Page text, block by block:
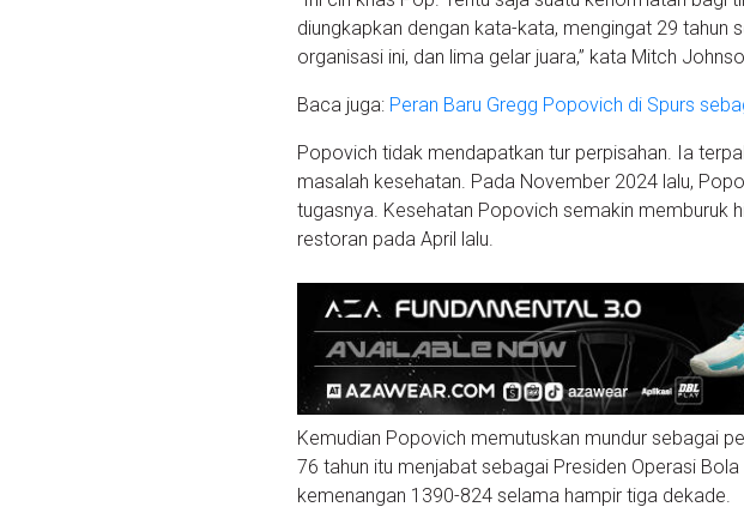
diungkapkan dengan kata-kata, mengingat 29 tahun
organisasi ini, dan lima gelar juara,” kata Mitch
Baca juga: Peran Baru Gregg Popovich di Spurs
Popovich tidak mendapatkan tur perpisahan. Ia
masalah kesehatan. Pada November 2024 lalu,
tugasnya. Kesehatan Popovich semakin memburuk
restoran pada April lalu.
Kemudian Popovich memutuskan mundur sebagai
76 tahun itu menjabat sebagai Presiden Operasi
kemenangan 1390-824 selama hampir tiga dekade.